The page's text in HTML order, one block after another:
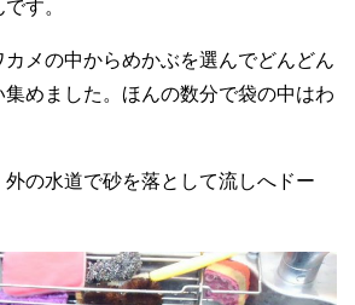
す。
メの中からめかぶを選んでどんどん
めました。ほんの数分で袋の中はわ
の水道で砂を落として流しへドー